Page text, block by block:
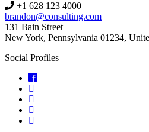
+1 628 123 4000
brandon@consulting.com
131 Bain Street
New York, Pennsylvania 01234,
Social Profiles